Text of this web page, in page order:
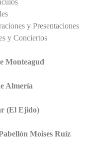
y Presentaciones
y Conciertos
Monteagud
Almería
(El Ejido)
Moises Ruíz